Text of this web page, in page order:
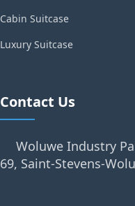
Cabin Suitcase
Luxury Suitcase
Contact Us
Woluwe Industry
69, Saint-Stevens-